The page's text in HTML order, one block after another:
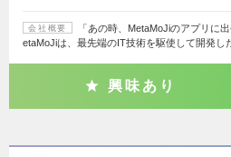
会社概要
「あの時、MetaMoJiのアプリに
etaMoJiは、最先端のIT技術を駆使して開発し
興味あり